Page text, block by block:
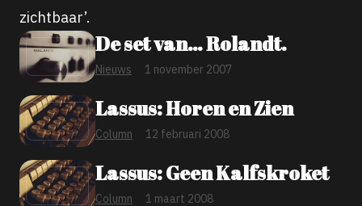
zichtbaar’.
De set van… Rolandt.
Nieuws 1 november 2007
Lassus: Horen en Zien
Column 12 februari 2008
Lassus: Geen Kalfskroket
Column 1 maart 2008